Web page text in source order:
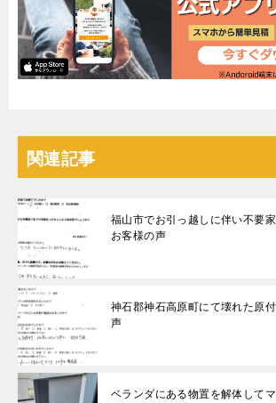
関連記事
福山市でお引っ越しに伴い不要
お客様の声
神石郡神石高原町にて壊れた原
声
ベランダにある物置を解体して